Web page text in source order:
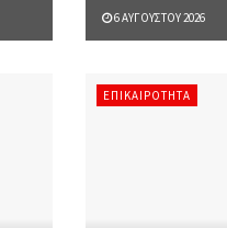
6 ΑΥΓΟΎΣΤΟΥ 2026
ΕΠΙΚΑΙΡΌΤΗΤΑ